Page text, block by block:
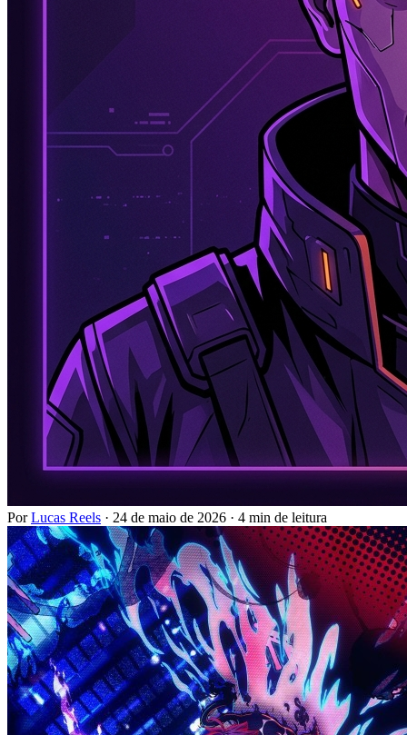
PorLucas Reels · 24 de maio de 2026 · 4 min de leitura